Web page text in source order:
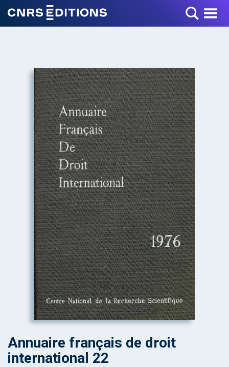
Toggle Menu
+
Annuaire français de droit
international 22